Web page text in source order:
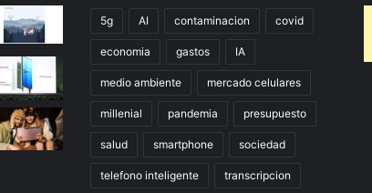
5g AI contaminacion covid
economia gastos IA
medio ambiente mercado celulares
millenial pandemia presupuesto
salud smartphone sociedad
telefono inteligente transcripcion